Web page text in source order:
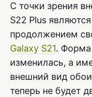
С точки зрения
S22 Plus
продолжением
Galaxy S21.
изменилась, а
внешний вид
теперь не будет